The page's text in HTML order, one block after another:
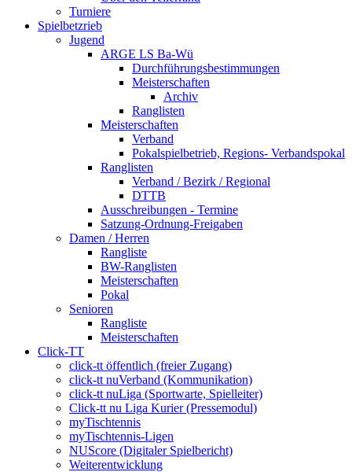
Turniere
Spielbetzrieb
Jugend
ARGE LS Ba-Wü
Durchführungsbestimmungen
Meisterschaften
Archiv
Ranglisten
Meisterschaften
Verband
Pokalspielbetrieb, Regions- Verbandspokal
Ranglisten
Verband / Bezirk / Regional
DTTB
Ausschreibungen - Termine
Satzung-Ordnung-Freigaben
Damen / Herren
Rangliste
BW-Ranglisten
Meisterschaften
Pokal
Senioren
Rangliste
Meisterschaften
Click-TT
click-tt öffentlich (freier Zugang)
click-tt nuVerband (Kommunikation)
click-tt nuLiga (Sportwarte, Spielleiter)
Click-tt nu Liga Kurier (Pressemodul)
myTischtennis
myTischtennis-Ligen
NUScore (Digitaler Spielbericht)
Weiterentwicklung